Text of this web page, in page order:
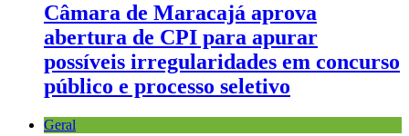
Câmara de Maracajá aprova
abertura de CPI para apurar
possíveis irregularidades em concurso
público e processo seletivo
Geral